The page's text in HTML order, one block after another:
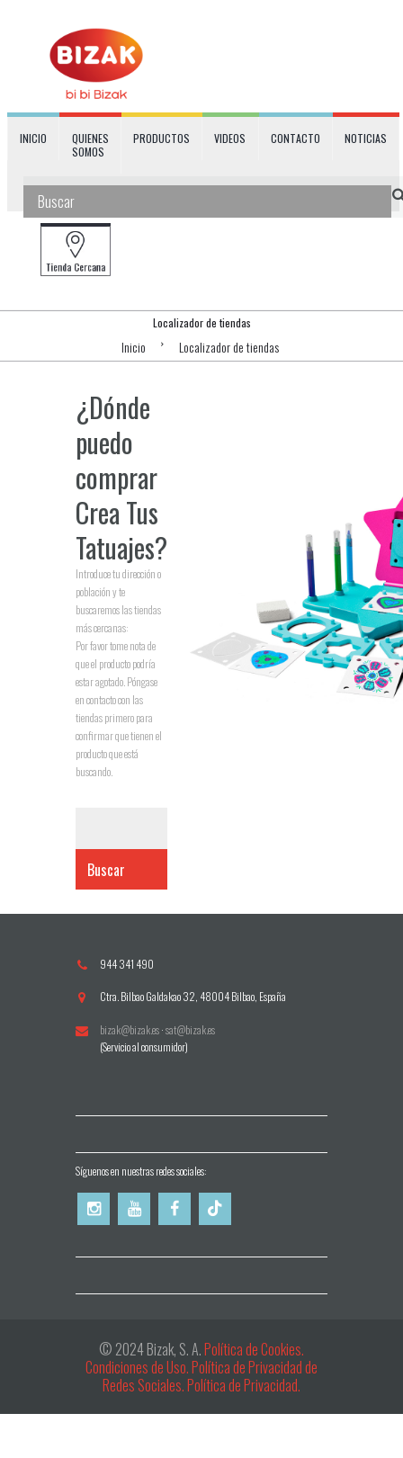
INICIO
QUIENES
SOMOS
PRODUCTOS VIDEOS CONTACTO NOTICIAS
Localizador de tiendas
Inicio Localizador de tiendas
¿Dónde
puedo
comprar
Crea Tus
Tatuajes?
Introduce tu dirección o
población y te
buscaremos las tiendas
más cercanas:
Por favor tome nota de
que el producto podría
estar agotado. Póngase
en contacto con las
tiendas primero para
confirmar que tienen el
producto que está
buscando.
Buscar
944 341 490
Ctra. Bilbao Galdakao 32, 48004 Bilbao, España
bizak@bizak.es·sat@bizak.es
(Servicio al consumidor)
Síguenos en nuestras redes sociales:
© 2024 Bizak, S. A.Política de Cookies.
Condiciones de Uso.Política de Privacidad de
Redes Sociales.Política de Privacidad.